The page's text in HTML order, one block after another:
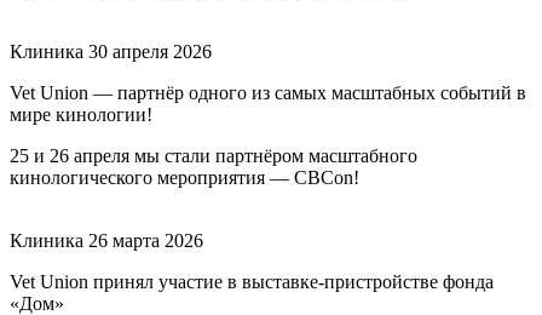
Клиника 30 апреля 2026
Vet Union — партнёр одного из самых масштабных событий в
мире кинологии!
25 и 26 апреля мы стали партнёром масштабного
кинологического мероприятия — CBCon!
Клиника 26 марта 2026
Vet Union принял участие в выставке-пристройстве фонда
«Дом»